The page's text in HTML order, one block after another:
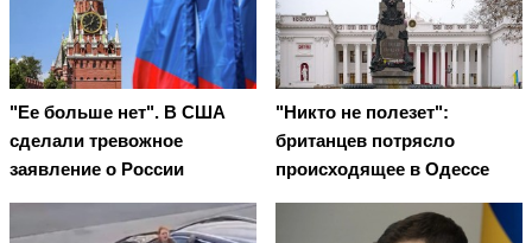
"Ее больше нет". В США
сделали тревожное
заявление о России
"Никто не полезет":
британцев потрясло
происходящее в Одессе